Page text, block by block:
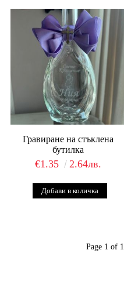
Гравиране на стъклена
бутилка
€1.35 2.64лв.
Page 1 of 1